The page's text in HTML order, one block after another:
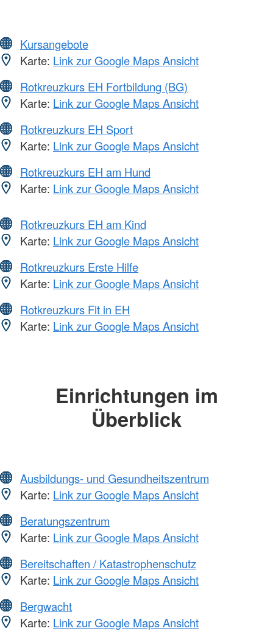
Kursangebote
Karte: Link zur Google Maps Ansicht
Rotkreuzkurs EH Fortbildung (BG)
Karte: Link zur Google Maps Ansicht
Rotkreuzkurs EH Sport
Karte: Link zur Google Maps Ansicht
Rotkreuzkurs EH am Hund
Karte: Link zur Google Maps Ansicht
Rotkreuzkurs EH am Kind
Karte: Link zur Google Maps Ansicht
Rotkreuzkurs Erste Hilfe
Karte: Link zur Google Maps Ansicht
Rotkreuzkurs Fit in EH
Karte: Link zur Google Maps Ansicht
Einrichtungen im
Überblick
Ausbildungs- und Gesundheitszentrum
Karte: Link zur Google Maps Ansicht
Beratungszentrum
Karte: Link zur Google Maps Ansicht
Bereitschaften / Katastrophenschutz
Karte: Link zur Google Maps Ansicht
Bergwacht
Karte: Link zur Google Maps Ansicht